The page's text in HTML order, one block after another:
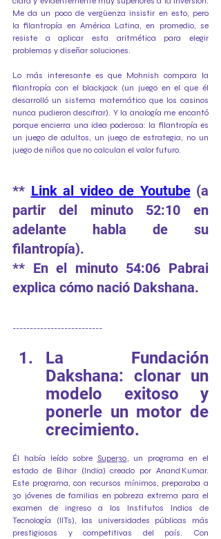
Me da un poco de vergüenza insistir en esto, pero
la filantropía en América Latina, en promedio, se
resiste a aplicar esta aritmética para elegir
problemas y diseñar soluciones.
Lo más interesante es que Mohnish compara la
filantropía con el blackjack (un juego en el que él
desarrolló un sistema matemático que los casinos
nunca pudieron descifrar). Y la analogía me encantó
porque encierra una idea poderosa: la filantropía es
un juego de adultos, un juego de estrategia, no un
juego de niños que no calculan el valor futuro.
** Link al video de Youtube (a
partir del minuto 52:10 en
adelante habla de su
filantropía).
** En el minuto 54:06 Pabrai
explica cómo nació Dakshana.
--------------------------
La Fundación
Dakshana: clonar un
modelo exitoso y
ponerle un motor de
crecimiento.
Él había leído sobre Super30, un programa en el
estado de Bihar (India) creado por Anand Kumar.
Este programa, con recursos mínimos, preparaba a
30 jóvenes de familias en pobreza extrema para el
examen de ingreso a los Institutos Indios de
Tecnología (IITs), las universidades públicas más
prestigiosas y competitivas del país. Con